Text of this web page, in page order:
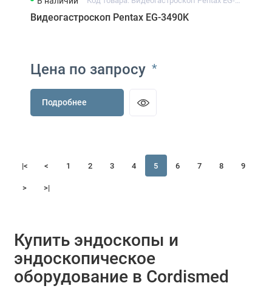
Видеогастроскоп Pentax EG-3490K
Цена по запросу *
Подробнее
|< < 1 2 3 4 5 6 7 8 9
> >|
Купить эндоскопы и
эндоскопическое
оборудование в Cordismed